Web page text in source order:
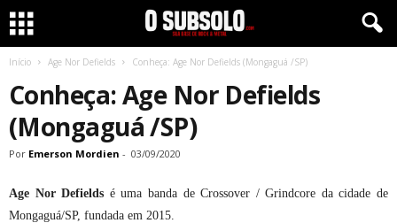
Início Age Nor Defields Conheça: Age Nor Defields (Mongaguá /SP)
Conheça: Age Nor Defields
(Mongaguá /SP)
Por Emerson Mordien - 03/09/2020
Age Nor Defields é uma banda de Crossover / Grindcore da cidade de
Mongaguá/SP, fundada em 2015.